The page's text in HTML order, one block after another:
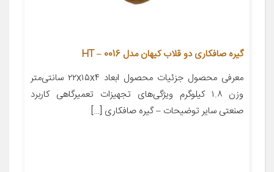
گیره صافکاری دو قلاب کیهان مدل HT – 0016
معرفی محصول جزئیات محصول ابعاد ۲۲x۱۵x۴ سانتی‌متر
وزن ۱.۸ کیلوگرم ویژگی‌های تجهیزات تعمیرگاهی کاربرد
صنعتی سایر توضیحات – گیره صافکاری […]